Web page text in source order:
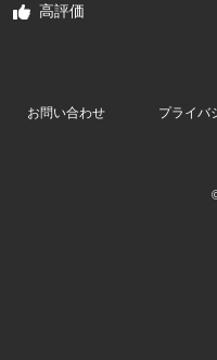
高評価
お問い合わせ プライバ